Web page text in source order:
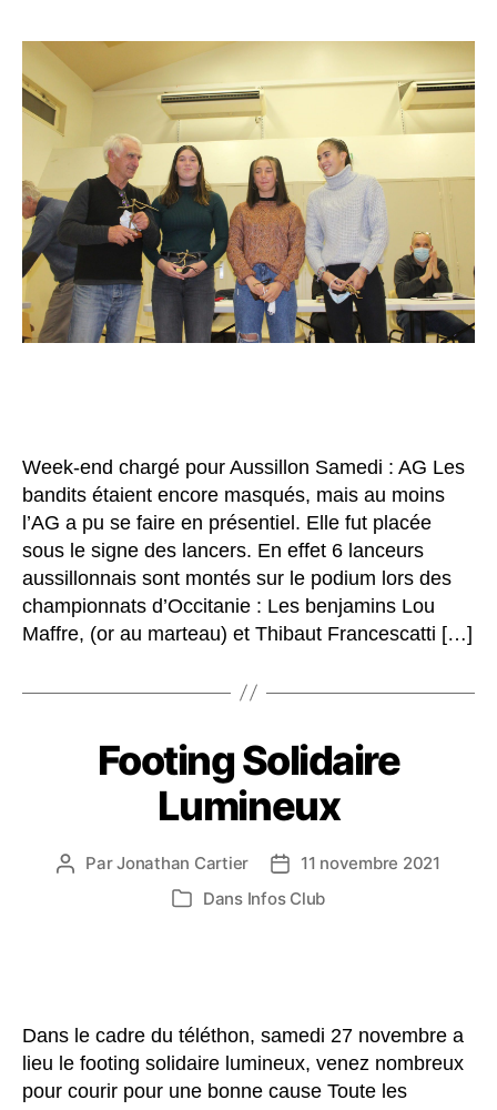
Week-end chargé pour Aussillon Samedi : AG Les
bandits étaient encore masqués, mais au moins
l’AG a pu se faire en présentiel. Elle fut placée
sous le signe des lancers. En effet 6 lanceurs
aussillonnais sont montés sur le podium lors des
championnats d’Occitanie : Les benjamins Lou
Maffre, (or au marteau) et Thibaut Francescatti […]
Footing Solidaire
Lumineux
Auteur
ParJonathan Cartier
Date
de
11 novembre 2021
Catégories
Dans Infos Club
Dans le cadre du téléthon, samedi 27 novembre a
lieu le footing solidaire lumineux, venez nombreux
pour courir pour une bonne cause Toute les